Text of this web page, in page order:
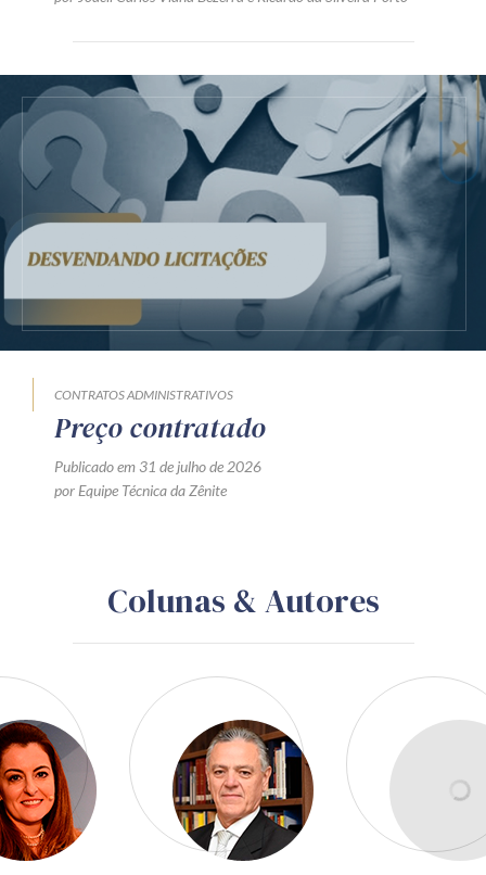
CONTRATOS ADMINISTRATIVOS
Preço contratado
Publicado em 31 de julho de 2026
por Equipe Técnica da Zênite
Colunas & Autores